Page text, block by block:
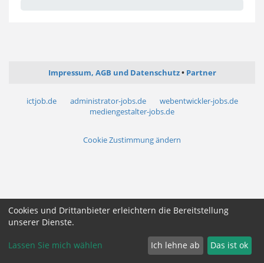
Impressum, AGB und Datenschutz Partner
ictjob.de administrator-jobs.de
webentwickler-jobs.de
mediengestalter-jobs.de
Cookie Zustimmung ändern
Cookies und Drittanbieter erleichtern die Bereitstellung
unserer Dienste.
Lassen Sie mich wählen Ich lehne ab Das ist ok